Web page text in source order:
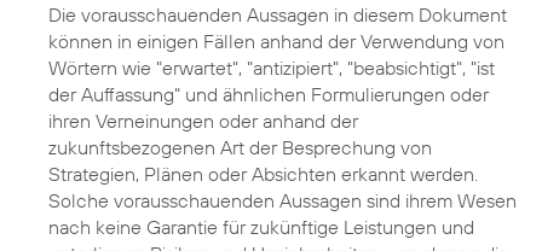
Die vorausschauenden Aussagen in diesem Dokument
können in einigen Fällen anhand der Verwendung von
Wörtern wie "erwartet", "antizipiert", "beabsichtigt", "ist
der Auffassung" und ähnlichen Formulierungen oder
ihren Verneinungen oder anhand der
zukunftsbezogenen Art der Besprechung von
Strategien, Plänen oder Absichten erkannt werden.
Solche vorausschauenden Aussagen sind ihrem Wesen
nach keine Garantie für zukünftige Leistungen und